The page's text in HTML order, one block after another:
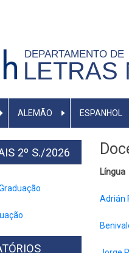
DEPARTAMENTO DE
LETRAS
ALEMÃO ESPANHOL
2º S./2026
Língua
Adrián